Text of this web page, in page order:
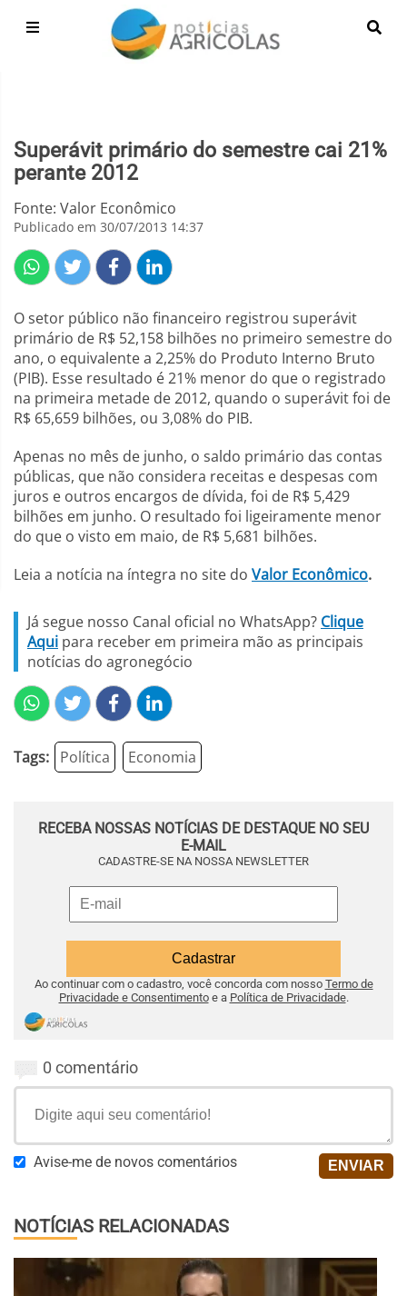
Superávit primário do semestre cai 21%
perante 2012
Fonte: Valor Econômico
Publicado em 30/07/2013 14:37
O setor público não financeiro registrou superávit
primário de R$ 52,158 bilhões no primeiro semestre do
ano, o equivalente a 2,25% do Produto Interno Bruto
(PIB). Esse resultado é 21% menor do que o registrado
na primeira metade de 2012, quando o superávit foi de
R$ 65,659 bilhões, ou 3,08% do PIB.
Apenas no mês de junho, o saldo primário das contas
públicas, que não considera receitas e despesas com
juros e outros encargos de dívida, foi de R$ 5,429
bilhões em junho. O resultado foi ligeiramente menor
do que o visto em maio, de R$ 5,681 bilhões.
Leia a notícia na íntegra no site do Valor Econômico.
Já segue nosso Canal oficial no WhatsApp? Clique
Aqui para receber em primeira mão as principais
notícias do agronegócio
Tags: Política Economia
RECEBA NOSSAS NOTÍCIAS DE DESTAQUE NO SEU
E-MAIL
CADASTRE-SE NA NOSSA NEWSLETTER
Ao continuar com o cadastro, você concorda com nosso Termo de
Privacidade e Consentimentoe a Política de Privacidade.
0 comentário
Avise-me de novos comentários
NOTÍCIAS RELACIONADAS